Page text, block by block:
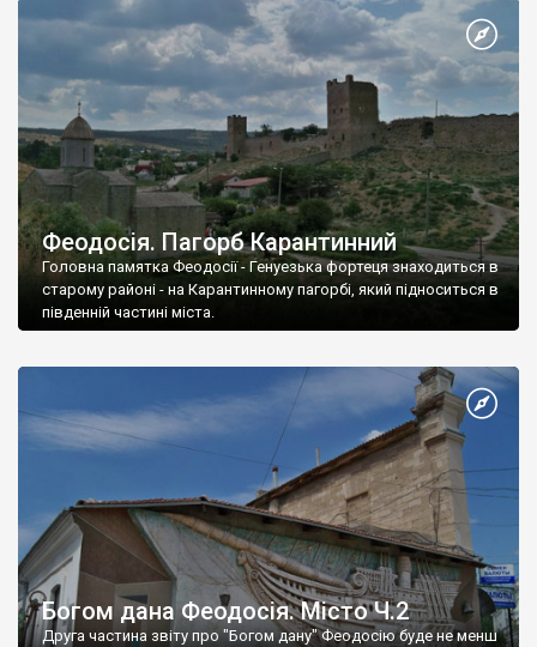
Феодосія. Пагорб Карантинний
Головна памятка Феодосії - Генуезька фортеця знаходиться в
старому районі - на Карантинному пагорбі, який підноситься в
південній частині міста.
Богом дана Феодосія. Місто Ч.2
Друга частина звіту про "Богом дану" Феодосію буде не менш